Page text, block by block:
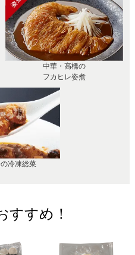
中華・高橋の
フカヒレ姿煮
冷凍総菜
すすめ！